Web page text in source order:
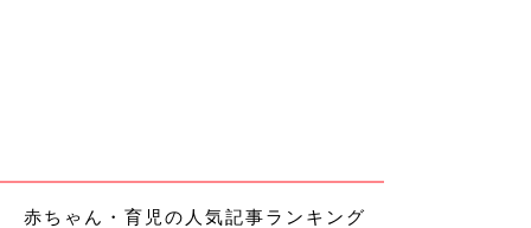
赤ちゃん・育児の人気記事ランキング